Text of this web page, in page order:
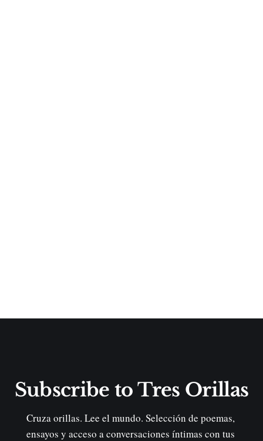
Subscribe to Tres Orillas
Cruza orillas. Lee el mundo. Selección de poemas,
ensayos y acceso a conversaciones íntimas con tus